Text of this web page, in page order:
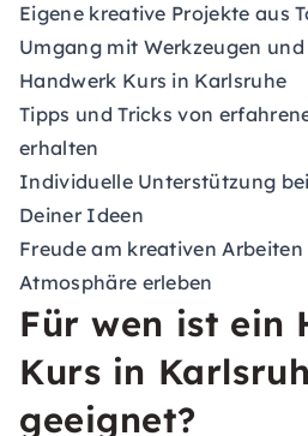
Eigene kreative Projekte aus
Umgang mit Werkzeugen
Handwerk Kurs in Karlsruhe
Tipps und Tricks von
erhalten
Individuelle Unterstützung
Deiner Ideen
Freude am kreativen
Atmosphäre erleben
Für wen ist ein
Kurs in
geeignet?